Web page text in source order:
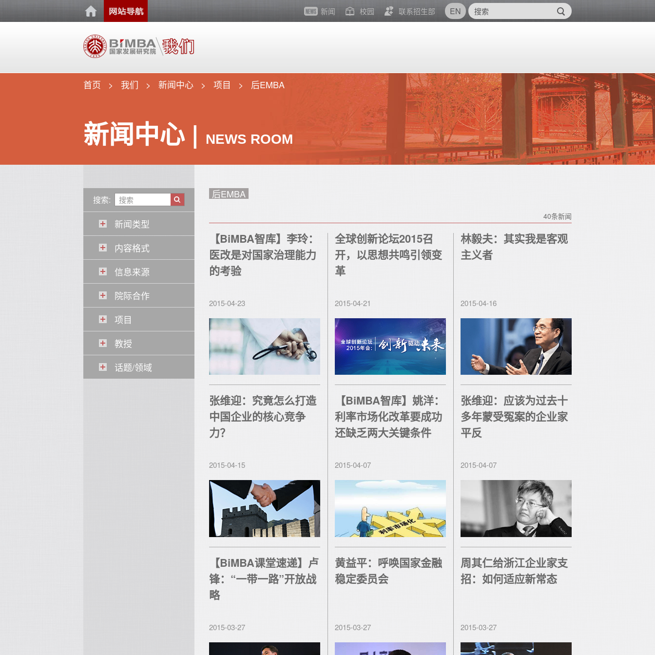
EN
新闻 校园 联系招生部
首页 我们 新闻中心 项目 后EMBA
新闻中心 | NEWS ROOM
后EMBA
40条新闻
【BiMBA智库】李玲：
医改是对国家治理能力
的考验
2015-04-23
全球创新论坛2015召
开，以思想共鸣引领变
革
2015-04-21
林毅夫：其实我是客观
主义者
2015-04-16
张维迎：究竟怎么打造
中国企业的核心竞争
力？
2015-04-15
【BiMBA智库】姚洋：
利率市场化改革要成功
还缺乏两大关键条件
2015-04-07
张维迎：应该为过去十
多年蒙受冤案的企业家
平反
2015-04-07
【BiMBA课堂速递】卢
锋：“一带一路”开放战
略
2015-03-27
黄益平：呼唤国家金融
稳定委员会
2015-03-27
周其仁给浙江企业家支
招：如何适应新常态
2015-03-27
搜索:
新闻类型
内容格式
信息来源
院际合作
项目
教授
话题/领域